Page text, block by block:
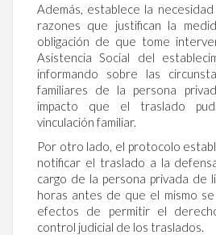
Además, establece la
razones que justifican la
obligación de que tome
Asistencia Social del
informando sobre las
familiares de la persona
impacto que el traslado
vinculación familiar.
Por otro lado, el protocolo
notificar el traslado a la
cargo de la persona privada de
horas antes de que el mismo
efectos de permitir el
control judicial de los traslados.